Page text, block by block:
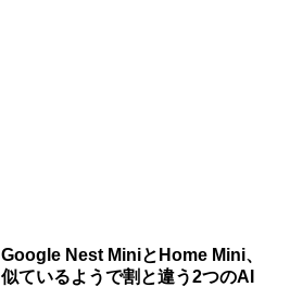
Google Nest MiniとHome Mini、
似ているようで割と違う2つのAI